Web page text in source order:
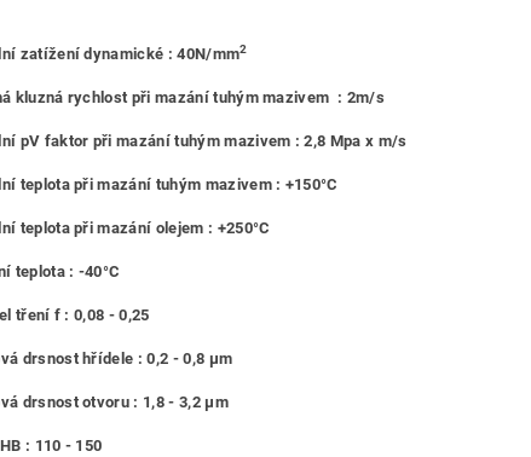
zatížení dynamické : 40N/mm2
kluzná rychlost při mazání tuhým mazivem : 2m/s
pV faktor při mazání tuhým mazivem : 2,8 Mpa x m/s
teplota při mazání tuhým mazivem : +150°C
teplota při mazání olejem : +250°C
teplota : -40°C
tření f : 0,08 - 0,25
drsnost hřídele : 0,2 - 0,8 μm
drsnost otvoru : 1,8 - 3,2 μm
: 110 - 150